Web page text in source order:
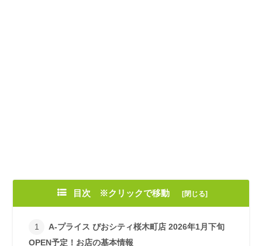
目次 ※クリックで移動
A-プライス ぴおシティ桜木町店 2026年1月下旬
OPEN予定！お店の基本情報